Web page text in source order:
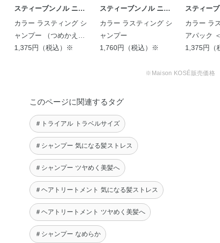
スティーブンノル ニュ
ーヨーク
カラー ラスティング シ
ャンプー （つめかえ
用）
1,375円（税込）※
スティーブンノル ニュ
ーヨーク
カラー ラスティング シ
ャンプー
1,760円（税込）※
スティー
ーヨーク
カラー ラ
アパック
1,375円（
※Maison KOSÉ販売価格
このページに関連するタグ
＃トライアル トラベルサイズ
＃シャンプー 気になる髪ストレス
＃シャンプー ツヤめく美髪へ
＃ヘアトリートメント 気になる髪ストレス
＃ヘアトリートメント ツヤめく美髪へ
＃シャンプー なめらか